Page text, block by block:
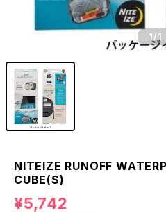
1 /1
NITEIZE RUNOFF
CUBE(S)
¥5,742